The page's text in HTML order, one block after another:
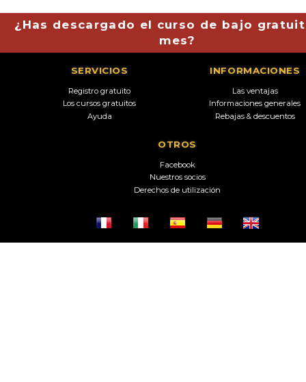
¿Has descargado el curso de bajo
mes?
SERVICIOS
Registro gratuito
Los cursos gratuitos
Ayuda
INFORMACIONES
Las ventajas
Informaciones generales
Rebajas & descuentos
OTROS
Facebook
Nuestros socios
Derechos de utilización